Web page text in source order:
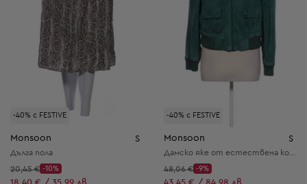
-40% с FESTIVE
Monsoon S
Дълга пола
Начална цена:
20,45 €
Discount Price:
-10%
Намалена цена:
18,40 € / 35,99 лв.
-40% с FESTIVE
Monsoon S
Начална цена:
48,06 €
Discount Price:
-9%
Намалена цена:
43,45 € / 84,98 лв.